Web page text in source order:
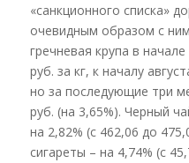
«санкционного списка»
очевидным образом с
гречневая крупа в
руб. за кг, к началу
но за последующие три
руб. (на 3,65%). Черный
на 2,82% (с 462,06 до
сигареты – на 4,74% (с